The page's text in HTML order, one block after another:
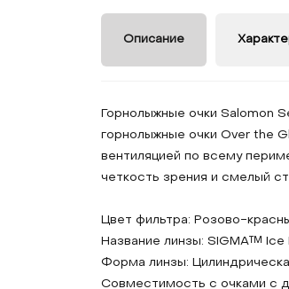
Описание
Горнолыжные очки Salomon
горнолыжные очки Over the
вентиляцией по всему
четкость зрения и смелый
Цвет фильтра: Розово-
Название линзы: SIGMA™ Ice
Форма линзы:
Совместимость с очками с